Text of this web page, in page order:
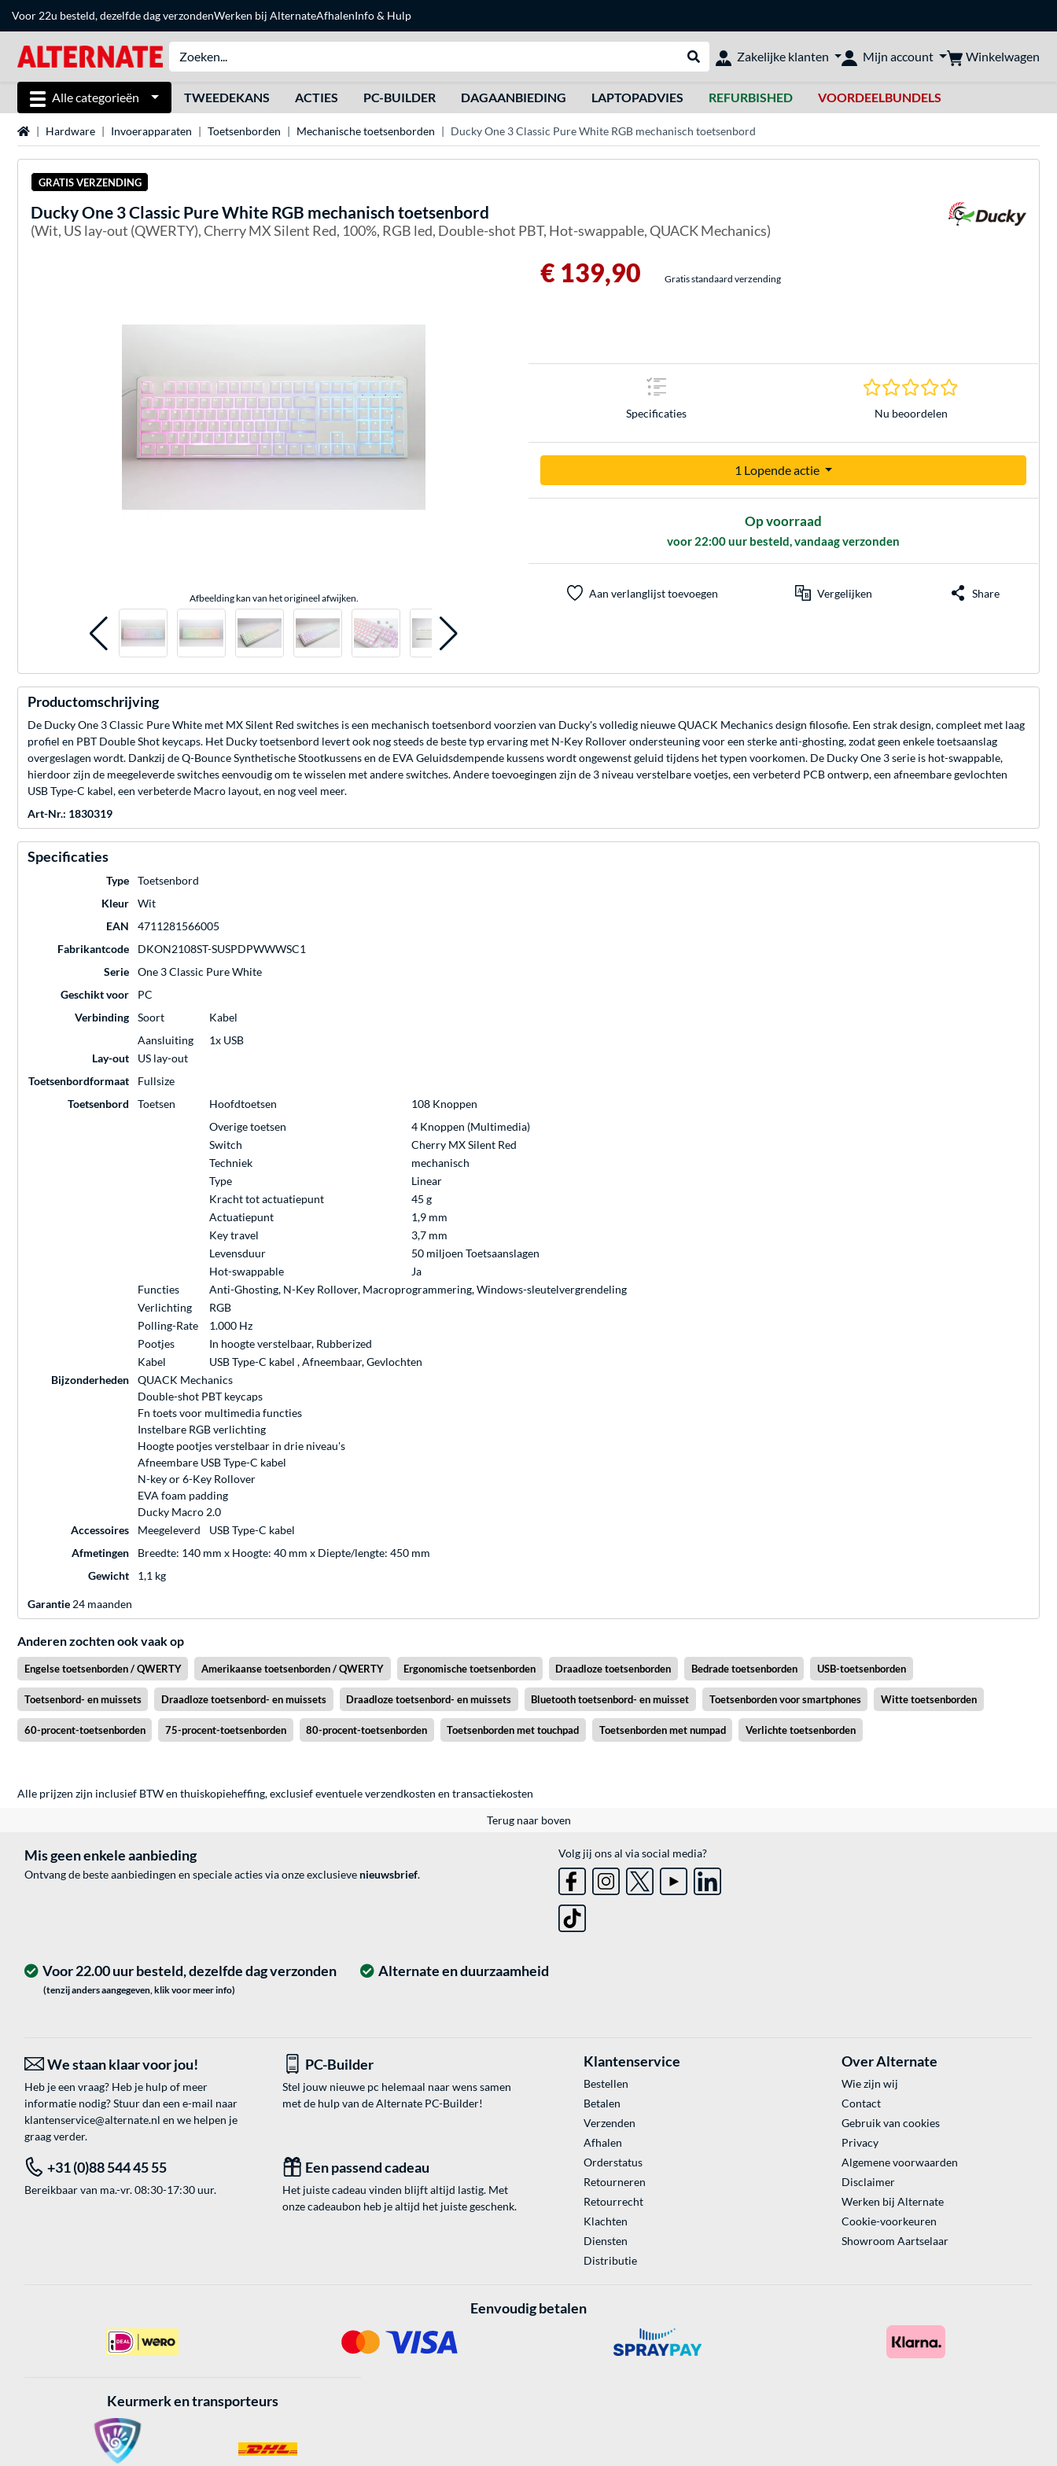
Voor 22u besteld, dezelfde dag verzondenWerken bij AlternateAfhalenInfo & Hulp
Webshop doorzoeken
Zakelijke klanten Mijn account Winkelwagen
Alle categorieën TWEEDEKANS ACTIES PC-BUILDER DAGAANBIEDING LAPTOPADVIES REFURBISHED VOORDEELBUNDELS
Home Hardware Invoerapparaten Toetsenborden Mechanische toetsenborden Ducky One 3 Classic Pure White RGB mechanisch toetsenbord
GRATIS VERZENDING
DuckyOne 3 Classic Pure White RGB mechanisch toetsenbord
(Wit, US lay-out (QWERTY), Cherry MX Silent Red, 100%, RGB led, Double-shot PBT, Hot-swappable, QUACK Mechanics)
Afbeelding kan van het origineel afwijken.
€ 139,90 Gratis standaard verzending
Specificaties
0.0 sterren
Nu beoordelen
1 Lopende actie
Op voorraad
voor 22:00 uur besteld, vandaag verzonden
Aan verlanglijst toevoegen Vergelijken Share
Productomschrijving
De Ducky One 3 Classic Pure White met MX Silent Red switches is een mechanisch toetsenbord voorzien van Ducky's volledig nieuwe QUACK Mechanics design filosofie. Een strak design, compleet met laag
profiel en PBT Double Shot keycaps. Het Ducky toetsenbord levert ook nog steeds de beste typ ervaring met N-Key Rollover ondersteuning voor een sterke anti-ghosting, zodat geen enkele toetsaanslag
overgeslagen wordt. Dankzij de Q-Bounce Synthetische Stootkussens en de EVA Geluidsdempende kussens wordt ongewenst geluid tijdens het typen voorkomen. De Ducky One 3 serie is hot-swappable,
hierdoor zijn de meegeleverde switches eenvoudig om te wisselen met andere switches. Andere toevoegingen zijn de 3 niveau verstelbare voetjes, een verbeterd PCB ontwerp, een afneembare gevlochten
USB Type-C kabel, een verbeterde Macro layout, en nog veel meer.
Art-Nr.: 1830319
Specificaties
Type
Toetsenbord
Kleur
Wit
EAN
4711281566005
Fabrikantcode
DKON2108ST-SUSPDPWWWSC1
Serie
One 3 Classic Pure White
Geschikt voor
PC
Verbinding
Soort
Kabel
Aansluiting
1x USB
Lay-out
US lay-out
Toetsenbordformaat
Fullsize
Toetsenbord
Toetsen Hoofdtoetsen
108 Knoppen
Overige toetsen
4 Knoppen (Multimedia)
Switch
Cherry MX Silent Red
Techniek
mechanisch
Type
Linear
Kracht tot actuatiepunt
45 g
Actuatiepunt
1,9 mm
Key travel
3,7 mm
Levensduur
50 miljoen Toetsaanslagen
Hot-swappable
Ja
Functies
Anti-Ghosting, N-Key Rollover, Macroprogrammering, Windows-sleutelvergrendeling
Verlichting
RGB
Polling-Rate
1.000 Hz
Pootjes
In hoogte verstelbaar, Rubberized
Kabel
USB Type-C kabel , Afneembaar, Gevlochten
Bijzonderheden
QUACK Mechanics
Double-shot PBT keycaps
Fn toets voor multimedia functies
Instelbare RGB verlichting
Hoogte pootjes verstelbaar in drie niveau's
Afneembare USB Type-C kabel
N-key or 6-Key Rollover
EVA foam padding
Ducky Macro 2.0
Accessoires
Meegeleverd
USB Type-C kabel
Afmetingen
Breedte: 140 mm x Hoogte: 40 mm x Diepte/lengte: 450 mm
Gewicht
1,1 kg
Garantie24 maanden
Anderen zochten ook vaak op
Engelse toetsenborden / QWERTY Amerikaanse toetsenborden / QWERTY Ergonomische toetsenborden Draadloze toetsenborden Bedrade toetsenborden USB-toetsenborden
Toetsenbord- en muissets Draadloze toetsenbord- en muissets Draadloze toetsenbord- en muissets Bluetooth toetsenbord- en muisset Toetsenborden voor smartphones Witte toetsenborden
60-procent-toetsenborden 75-procent-toetsenborden 80-procent-toetsenborden Toetsenborden met touchpad Toetsenborden met numpad Verlichte toetsenborden
Alle prijzen zijn inclusief BTW en thuiskopieheffing, exclusief eventueleverzendkosten en transactiekosten
Terug naar boven
Mis geen enkele aanbieding
Ontvang de beste aanbiedingen en speciale acties via onze exclusieve nieuwsbrief.
Volg jij ons al via social media?
Alternate en duurzaamheid
Voor 22.00 uur besteld, dezelfde dag verzonden
(tenzij anders aangegeven, klik voor meer info)
We staan klaar voor jou!
Heb je een vraag? Heb je hulp of meer
informatie nodig? Stuur dan een e-mail naar
klantenservice@alternate.nl en we helpen je
graag verder.
PC-Builder
Stel jouw nieuwe pc helemaal naar wens samen
met de hulp van de Alternate PC-Builder!
+31 (0)88 544 45 55
Bereikbaar van ma.-vr. 08:30-17:30 uur.
Een passend cadeau
Het juiste cadeau vinden blijft altijd lastig. Met
onze cadeaubon heb je altijd het juiste geschenk.
Klantenservice
Bestellen
Betalen
Verzenden
Afhalen
Orderstatus
Retourneren
Retourrecht
Klachten
Diensten
Distributie
Over Alternate
Wie zijn wij
Contact
Gebruik van cookies
Privacy
Algemene voorwaarden
Disclaimer
Werken bij Alternate
Cookie-voorkeuren
Showroom Aartselaar
Eenvoudig betalen
Keurmerk en transporteurs